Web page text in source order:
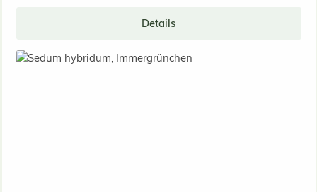
Details